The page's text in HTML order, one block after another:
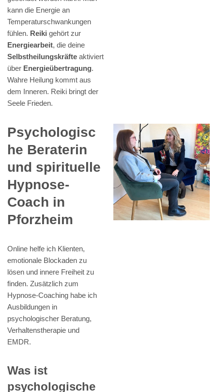
kann die Energie an
Temperaturschwankungen
fühlen. Reiki gehört zur
Energiearbeit, die deine
Selbstheilungskräfte aktiviert
über Energieübertragung.
Wahre Heilung kommt aus
dem Inneren. Reiki bringt der
Seele Frieden.
Psychologisc
he Beraterin
und spirituelle
Hypnose-
Coach in
Pforzheim
Online helfe ich Klienten,
emotionale Blockaden zu
lösen und innere Freiheit zu
finden. Zusätzlich zum
Hypnose-Coaching habe ich
Ausbildungen in
psychologischer Beratung,
Verhaltenstherapie und
EMDR.
Was ist
psychologische